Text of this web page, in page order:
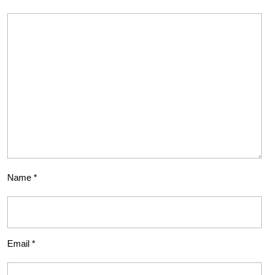
Name *
Email *